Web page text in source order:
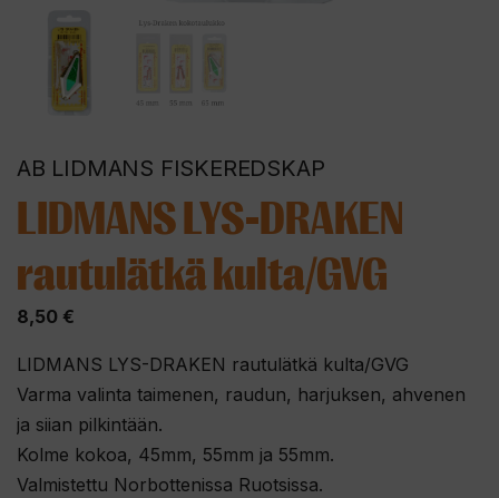
AB LIDMANS FISKEREDSKAP
LIDMANS LYS-DRAKEN
rautulätkä kulta/GVG
8,50 €
LIDMANS LYS-DRAKEN rautulätkä kulta/GVG
Varma valinta taimenen, raudun, harjuksen, ahvenen
ja siian pilkintään.
Kolme kokoa, 45mm, 55mm ja 55mm.
Valmistettu Norbottenissa Ruotsissa.